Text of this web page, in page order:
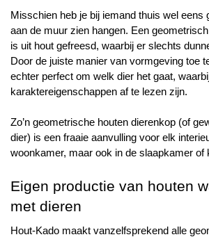
Misschien heb je bij iemand thuis wel eens
aan de muur zien hangen. Een
is uit hout gefreesd, waarbij er slechts
Door de juiste manier van vormgeving toe
echter perfect om welk dier het gaat,
karaktereigenschappen af te lezen zijn.
Zo’n geometrische houten dierenkop (of
dier) is een fraaie aanvulling voor elk
woonkamer, maar ook in de slaapkamer of
Eigen productie van houten
met dieren
Hout-Kado maakt vanzelfsprekend alle